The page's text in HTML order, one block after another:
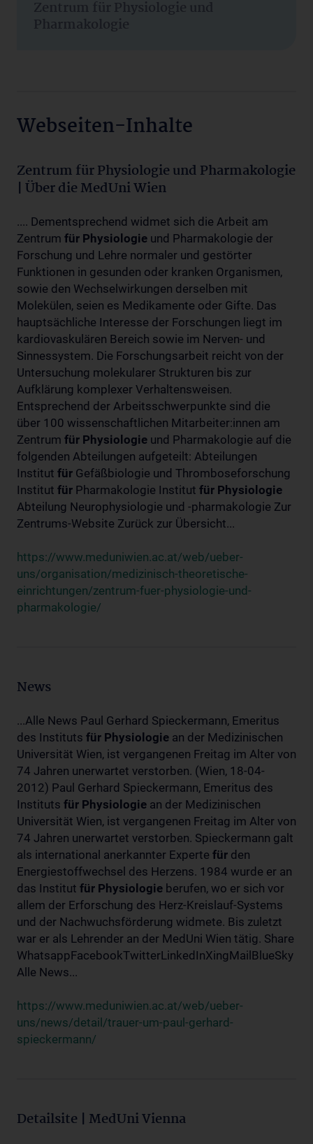
Zentrum für Physiologie und
Pharmakologie
Webseiten-Inhalte
Zentrum für Physiologie und Pharmakologie
| Über die MedUni Wien
.... Dementsprechend widmet sich die Arbeit am
Zentrum für Physiologie und Pharmakologie der
Forschung und Lehre normaler und gestörter
Funktionen in gesunden oder kranken Organismen,
sowie den Wechselwirkungen derselben mit
Molekülen, seien es Medikamente oder Gifte. Das
hauptsächliche Interesse der Forschungen liegt im
kardiovaskulären Bereich sowie im Nerven- und
Sinnessystem. Die Forschungsarbeit reicht von der
Untersuchung molekularer Strukturen bis zur
Aufklärung komplexer Verhaltensweisen.
Entsprechend der Arbeitsschwerpunkte sind die
über 100 wissenschaftlichen Mitarbeiter:innen am
Zentrum für Physiologie und Pharmakologie auf die
folgenden Abteilungen aufgeteilt: Abteilungen
Institut für Gefäßbiologie und Thromboseforschung
Institut für Pharmakologie Institut für Physiologie
Abteilung Neurophysiologie und -pharmakologie Zur
Zentrums-Website Zurück zur Übersicht...
https://www.meduniwien.ac.at/web/ueber-
uns/organisation/medizinisch-theoretische-
einrichtungen/zentrum-fuer-physiologie-und-
pharmakologie/
News
...Alle News Paul Gerhard Spieckermann, Emeritus
des Instituts für Physiologie an der Medizinischen
Universität Wien, ist vergangenen Freitag im Alter von
74 Jahren unerwartet verstorben. (Wien, 18-04-
2012) Paul Gerhard Spieckermann, Emeritus des
Instituts für Physiologie an der Medizinischen
Universität Wien, ist vergangenen Freitag im Alter von
74 Jahren unerwartet verstorben. Spieckermann galt
als international anerkannter Experte für den
Energiestoffwechsel des Herzens. 1984 wurde er an
das Institut für Physiologie berufen, wo er sich vor
allem der Erforschung des Herz-Kreislauf-Systems
und der Nachwuchsförderung widmete. Bis zuletzt
war er als Lehrender an der MedUni Wien tätig. Share
WhatsappFacebookTwitterLinkedInXingMailBlueSky
Alle News...
https://www.meduniwien.ac.at/web/ueber-
uns/news/detail/trauer-um-paul-gerhard-
spieckermann/
Detailsite | MedUni Vienna